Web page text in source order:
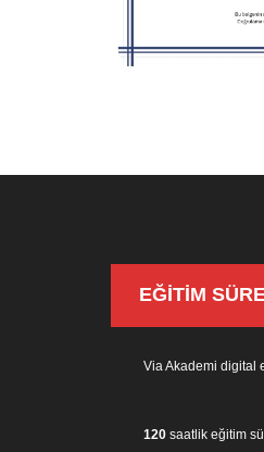
EĞİTİM
Via Akademi digital
120 saatlik eğitim